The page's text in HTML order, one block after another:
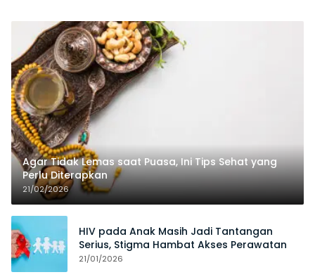
Agar Tidak Lemas saat Puasa, Ini Tips Sehat yang
Perlu Diterapkan
21/02/2026
HIV pada Anak Masih Jadi Tantangan
Serius, Stigma Hambat Akses Perawatan
21/01/2026